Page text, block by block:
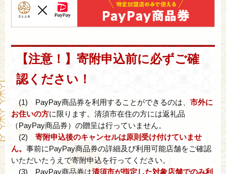
【注意！】寄附申込前に必ずご確
認ください！
(1) PayPay商品券を利用することができるのは、 市外に
お住いの方に限ります。清須市在住の方には返礼品
（PayPay商品券）の贈呈は行っていません。
(2) 寄附申込後のキャンセルは原則受け付けていませ
ん。 事前にPayPay商品券の詳細及び利用可能店舗をご確認
いただいたうえで寄附申込を行ってください。
(3) PayPay商品券は清須市が指定した対象店舗でのみ利